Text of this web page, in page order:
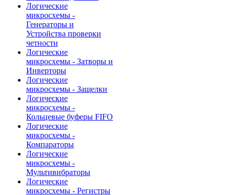
Логические
микросхемы -
Генераторы и
Устройства проверки
четности
Логические
микросхемы - Затворы и
Инверторы
Логические
микросхемы - Защелки
Логические
микросхемы -
Кольцевые буферы FIFO
Логические
микросхемы -
Компараторы
Логические
микросхемы -
Мультивибраторы
Логические
микросхемы - Регистры